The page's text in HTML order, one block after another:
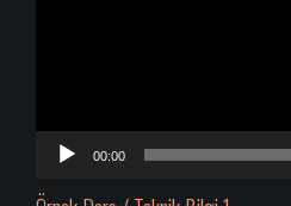
00:00